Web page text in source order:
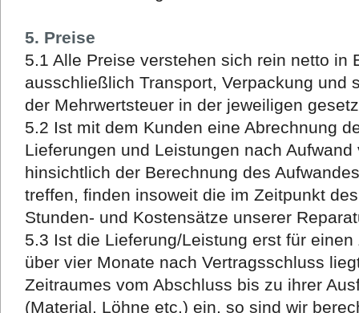
5. Preise
5.1 Alle Preise verstehen sich rein netto in
ausschließlich Transport, Verpackung und
der Mehrwertsteuer in der jeweiligen
5.2 Ist mit dem Kunden eine Abrechnung
Lieferungen und Leistungen nach
hinsichtlich der Berechnung des
treffen, finden insoweit die im Zeitpunkt
Stunden- und Kostensätze unserer
5.3 Ist die Lieferung/Leistung erst für
über vier Monate nach Vertragsschluss
Zeitraumes vom Abschluss bis zu ihrer
(Material, Löhne etc.) ein, so sind wir